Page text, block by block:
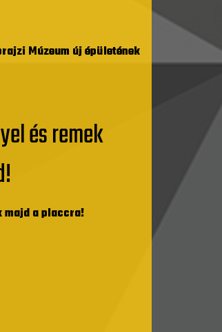
Múzeum új épületének
és remek
majd a placcra!